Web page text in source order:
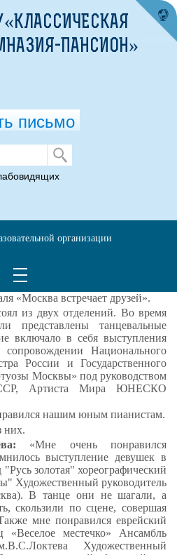
День Музыки учащиеся
Детской Школы искусств Свято-
Дома музыки, где
открытие
«Москва встречает друзей».
из двух отделений. Во время
представлены танцевальные
включало в себя выступления
Национального
России и Государственного
Москвы» под руководством
Артиста Мира ЮНЕСКО
нашим юным пианистам.
них.
«Мне очень понравился
выступление девушек в
золотая" хореографический
Художественный руководитель
В танце они не шагали, а
скользили по сцене, совершая
мне понравился еврейский
«Веселое местечко» Ансамбль
Художественный
ПАНСИОН»
письмо
организации